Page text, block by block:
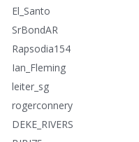
d
o
s
El_Santo
SrBondAR
Rapsodia154
Ian_Fleming
leiter_sg
rogerconnery
DEKE_RIVERS